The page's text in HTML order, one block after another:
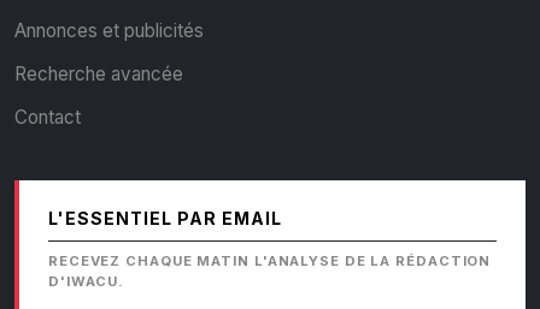
Annonces et publicités
Recherche avancée
Contact
L'ESSENTIEL PAR EMAIL
RECEVEZ CHAQUE MATIN L'ANALYSE DE LA RÉDACTION
D'IWACU.